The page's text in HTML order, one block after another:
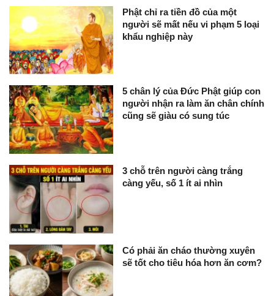
Phật chỉ ra tiền đồ của một
người sẽ mất nếu vi phạm 5 loại
khẩu nghiệp này
5 chân lý của Đức Phật giúp con
người nhận ra làm ăn chân chính
cũng sẽ giàu có sung túc
3 chỗ trên người càng trắng
càng yếu, số 1 ít ai nhìn
Có phải ăn cháo thường xuyên
sẽ tốt cho tiêu hóa hơn ăn cơm?